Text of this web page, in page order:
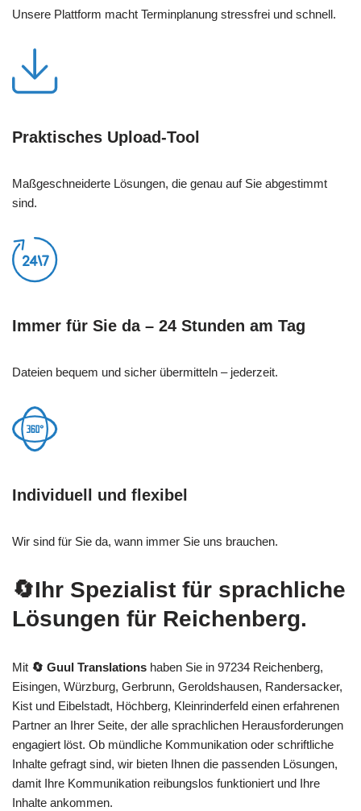
Unsere Plattform macht Terminplanung stressfrei und schnell.
Praktisches Upload-Tool
Maßgeschneiderte Lösungen, die genau auf Sie abgestimmt
sind.
Immer für Sie da – 24 Stunden am Tag
Dateien bequem und sicher übermitteln – jederzeit.
Individuell und flexibel
Wir sind für Sie da, wann immer Sie uns brauchen.
🔄Ihr Spezialist für sprachliche
Lösungen für Reichenberg.
Mit 🔄 Guul Translations haben Sie in 97234 Reichenberg,
Eisingen, Würzburg, Gerbrunn, Geroldshausen, Randersacker,
Kist und Eibelstadt, Höchberg, Kleinrinderfeld einen erfahrenen
Partner an Ihrer Seite, der alle sprachlichen Herausforderungen
engagiert löst. Ob mündliche Kommunikation oder schriftliche
Inhalte gefragt sind, wir bieten Ihnen die passenden Lösungen,
damit Ihre Kommunikation reibungslos funktioniert und Ihre
Inhalte ankommen.